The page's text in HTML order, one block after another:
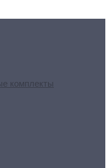
комплекты